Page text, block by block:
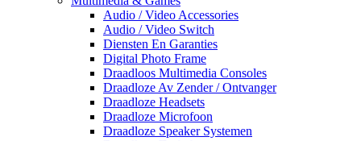
Audio / Video Accessories
Audio / Video Switch
Diensten En Garanties
Digital Photo Frame
Draadloos Multimedia Consoles
Draadloze Av Zender / Ontvanger
Draadloze Headsets
Draadloze Microfoon
Draadloze Speaker Systemen